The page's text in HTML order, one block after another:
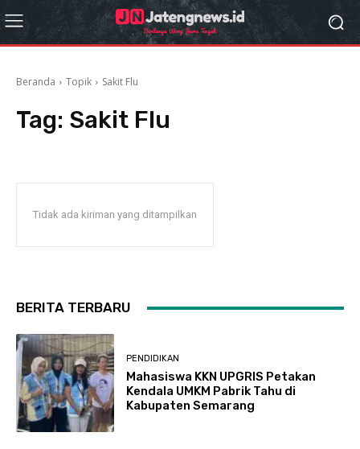
Beranda Topik Sakit Flu
Tag: Sakit Flu
Tidak ada kiriman yang ditampilkan
BERITA TERBARU
PENDIDIKAN
Mahasiswa KKN UPGRIS Petakan
Kendala UMKM Pabrik Tahu di
Kabupaten Semarang